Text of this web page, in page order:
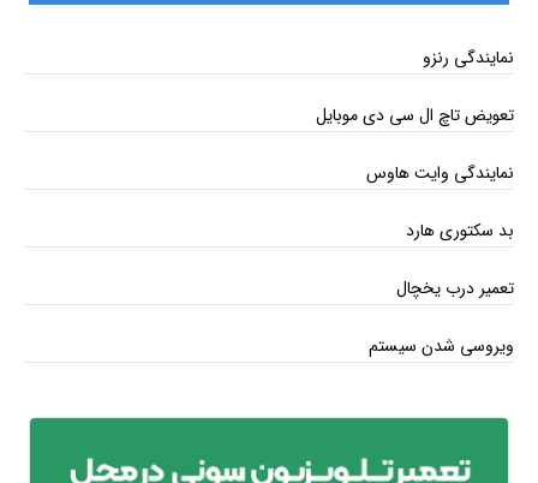
نمایندگی رنزو
تعویض تاچ ال سی دی موبایل
نمایندگی وایت هاوس
بد سکتوری هارد
تعمیر درب یخچال
ویروسی شدن سیستم